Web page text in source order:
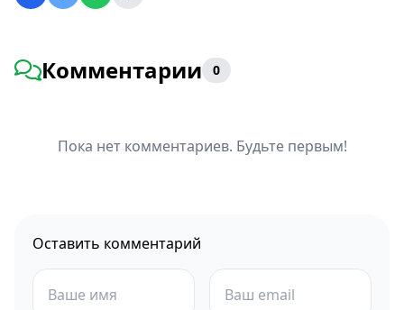
Комментарии 0
Пока нет комментариев. Будьте первым!
Оставить комментарий